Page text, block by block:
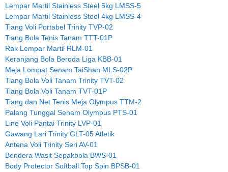
Lempar Martil Stainless Steel 5kg LMSS-5
Lempar Martil Stainless Steel 4kg LMSS-4
Tiang Voli Portabel Trinity TVP-02
Tiang Bola Tenis Tanam TTT-01P
Rak Lempar Martil RLM-01
Keranjang Bola Beroda Liga KBB-01
Meja Lompat Senam TaiShan MLS-02P
Tiang Bola Voli Tanam Trinity TVT-02
Tiang Bola Voli Tanam TVT-01P
Tiang dan Net Tenis Meja Olympus TTM-2
Palang Tunggal Senam Olympus PTS-01
Line Voli Pantai Trinity LVP-01
Gawang Lari Trinity GLT-05 Atletik
Antena Voli Trinity Seri AV-01
Bendera Wasit Sepakbola BWS-01
Body Protector Softball Top Spin BPSB-01